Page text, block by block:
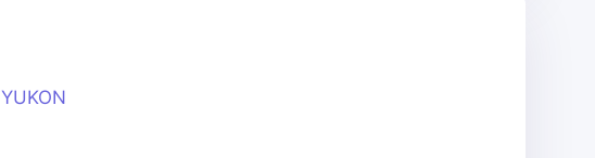
YUKON